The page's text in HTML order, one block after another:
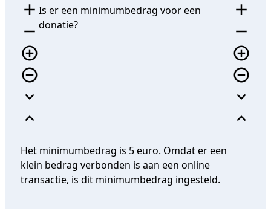
add
remove
add_circle_outline
remove_circle_outline
expand_more
expand_less
Is er een minimumbedrag voor een
donatie?
add
remove
add_circle_outline
remove_circle_outline
expand_more
expand_less
Het minimumbedrag is 5 euro. Omdat er een
klein bedrag verbonden is aan een online
transactie, is dit minimumbedrag ingesteld.